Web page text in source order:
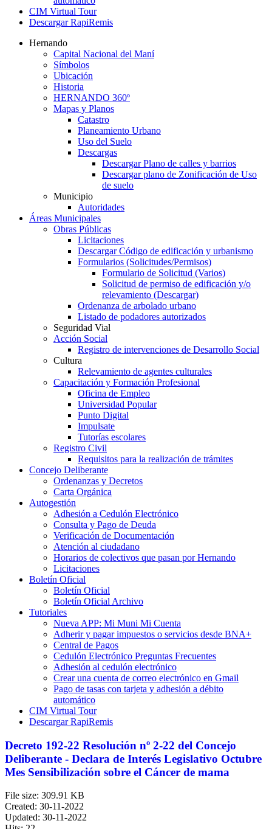
CIM Virtual Tour
Descargar RapiRemis
Hernando
Capital Nacional del Maní
Símbolos
Ubicación
Historia
HERNANDO 360º
Mapas y Planos
Catastro
Planeamiento Urbano
Uso del Suelo
Descargas
Descargar Plano de calles y barrios
Descargar plano de Zonificación de Uso
de suelo
Municipio
Autoridades
Áreas Municipales
Obras Públicas
Licitaciones
Descargar Código de edificación y urbanismo
Formularios (Solicitudes/Permisos)
Formulario de Solicitud (Varios)
Solicitud de permiso de edificación y/o
relevamiento (Descargar)
Ordenanza de arbolado urbano
Listado de podadores autorizados
Seguridad Vial
Acción Social
Registro de intervenciones de Desarrollo Social
Cultura
Relevamiento de agentes culturales
Capacitación y Formación Profesional
Oficina de Empleo
Universidad Popular
Punto Digital
Impulsate
Tutorías escolares
Registro Civil
Requisitos para la realización de trámites
Concejo Deliberante
Ordenanzas y Decretos
Carta Orgánica
Autogestión
Adhesión a Cedulón Electrónico
Consulta y Pago de Deuda
Verificación de Documentación
Atención al ciudadano
Horarios de colectivos que pasan por Hernando
Licitaciones
Boletín Oficial
Boletín Oficial
Boletín Oficial Archivo
Tutoriales
Nueva APP: Mi Muni Mi Cuenta
Adherir y pagar impuestos o servicios desde BNA+
Central de Pagos
Cedulón Electrónico Preguntas Frecuentes
Adhesión al cedulón electrónico
Crear una cuenta de correo electrónico en Gmail
Pago de tasas con tarjeta y adhesión a débito
automático
CIM Virtual Tour
Descargar RapiRemis
Decreto 192-22 Resolución nº 2-22 del Concejo
Deliberante - Declara de Interés Legislativo Octubre
Mes Sensibilización sobre el Cáncer de mama
File size: 309.91 KB
Created: 30-11-2022
Updated: 30-11-2022